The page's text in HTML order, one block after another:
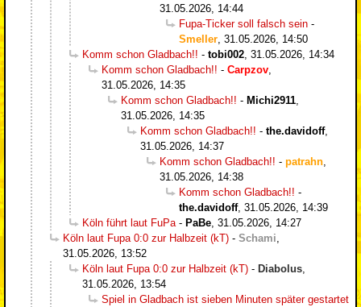
31.05.2026, 14:44
Fupa-Ticker soll falsch sein -
Smeller 31.05.2026, 14:50
Komm schon Gladbach!! - tobi002 31.05.2026, 14:34
Komm schon Gladbach!! - Carpzov
31.05.2026, 14:35
Komm schon Gladbach!! - Michi2911
31.05.2026, 14:35
Komm schon Gladbach!! - the.davidoff,
31.05.2026, 14:37
Komm schon Gladbach!! - patrahn
31.05.2026, 14:38
Komm schon Gladbach!! -
the.davidoff, 31.05.2026, 14:39
Köln führt laut FuPa - PaBe 31.05.2026, 14:27
Köln laut Fupa 0:0 zur Halbzeit (kT) - Schami
31.05.2026, 13:52
Köln laut Fupa 0:0 zur Halbzeit (kT) - Diabolus
31.05.2026, 13:54
Spiel in Gladbach ist sieben Minuten später gestartet